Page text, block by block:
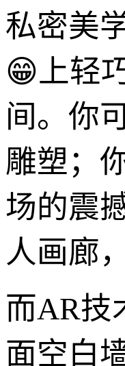
私密美
😁上轻
间。你
雕塑；
场的震
人画廊
而AR技
面空白